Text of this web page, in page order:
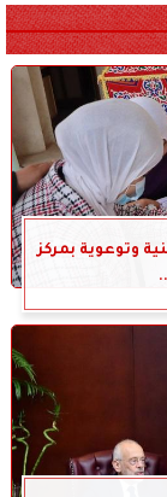
وتوعوية بمركز